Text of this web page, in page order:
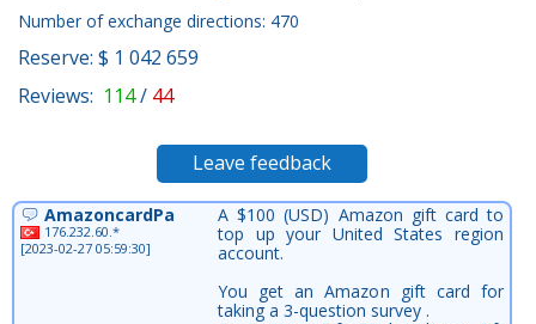
Number of exchange directions: 470
Reserve: $ 1 042 659
Reviews: 114/ 44
Leave feedback
AmazoncardPa
176.232.60.*
[2023-02-27 05:59:30]
A $100 (USD) Amazon gift card to
top up your United States region
account.
You get an Amazon gift card for
taking a 3-question survey .